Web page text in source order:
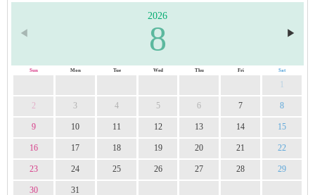
◀︎
2026
8 ▶︎
Sun Mon Tue Wed Thu Fri Sat
1
2 3 4 5 6 7 8
9 10 11 12 13 14 15
16 17 18 19 20 21 22
23 24 25 26 27 28 29
30 31